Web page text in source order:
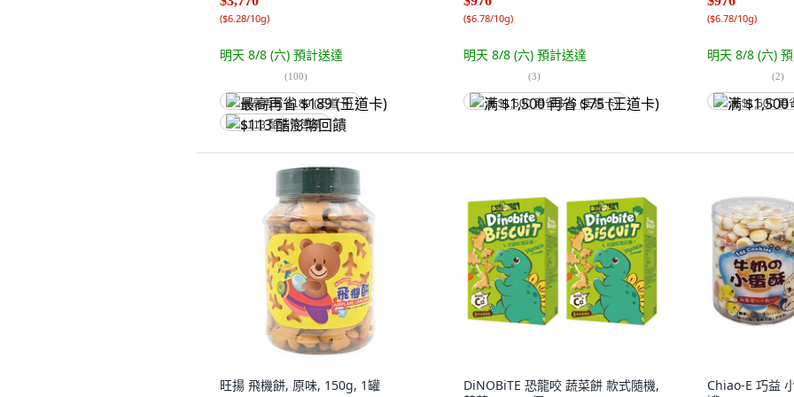
($6.28/10g)
明天 8/8 (六) 預計送達
(100)
最高再省 $189 (王道卡)
$113 酷澎幣回饋
($6.78/10g)
明天 8/8 (六) 預計送達
(3)
满 $1,500 再省 $75 (王道卡)
($6.78/10g)
明天 8/8 (六)
(2)
满 $1,500 再
旺揚 飛機餅, 原味, 150g, 1罐
DiNOBiTE 恐龍咬 蔬菜餅 款式隨機,
Chiao-E 巧益